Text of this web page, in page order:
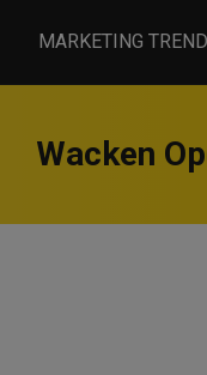
MARKETING
Wacken